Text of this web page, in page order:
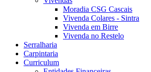
Moradia CSG Cascais
Vivenda Colares - Sintra
Vivenda em Birre
Vivenda no Restelo
Serralharia
Carpintaria
Curriculum